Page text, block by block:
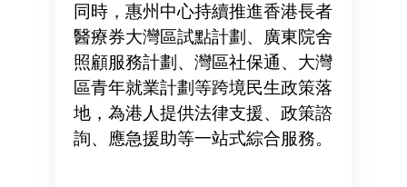
同時，惠州中心持續推進香港長者
醫療券大灣區試點計劃、廣東院舍
照顧服務計劃、灣區社保通、大灣
區青年就業計劃等跨境民生政策落
地，為港人提供法律支援、政策諮
詢、應急援助等一站式綜合服務。